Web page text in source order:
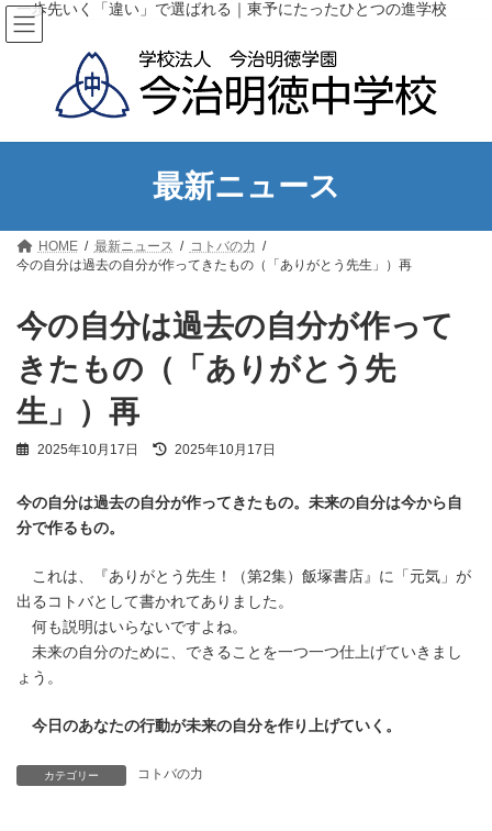
コ
ン
テ
キ
ナ
ビ
ゲ
に
一歩先いく「違い」で選ばれる｜東予にたったひとつの進学校
最新ニュース
HOME 最新ニュース
コトバの力
今の自分は過去の自分が作ってきたもの（「ありがとう先生」）再
今の自分は過去の自分が作って
きたもの（「ありがとう先
生」）再
2025年10月17日
最
新
2025年10月17日
今の自分は過去の自分が作ってきたもの。未来の自分は今から自
分で作るもの。
これは、『ありがとう先生！（第2集）飯塚書店』に「元気」が
出るコトバとして書かれてありました。
何も説明はいらないですよね。
未来の自分のために、できることを一つ一つ仕上げていきまし
ょう。
今日のあなたの行動が未来の自分を作り上げていく。
カテゴリー コトバの力